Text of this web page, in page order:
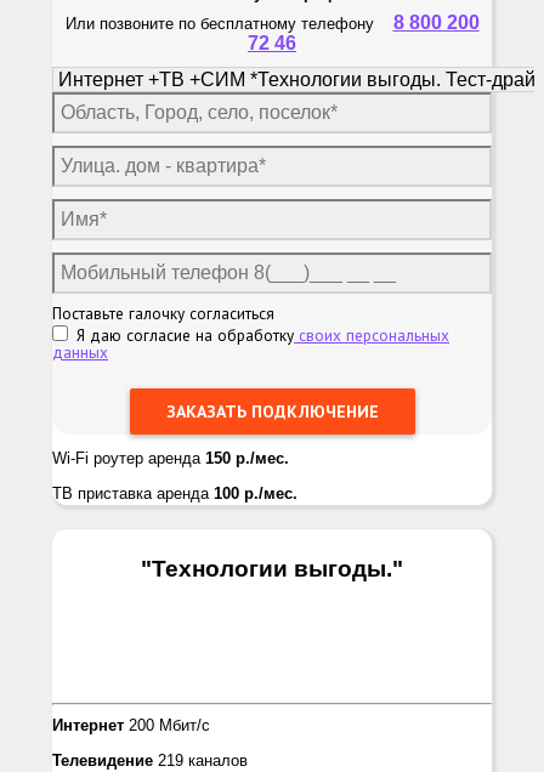
Или позвоните по бесплатному телефону 8 800 200
72 46
Поставьте галочку согласиться
Я даю согласие на обработку своих персональных
данных
Wi-Fi роутер аренда 150 р./мес.
ТВ приставка аренда 100 р./мес.
"Технологии выгоды."
Интернет 200 Мбит/с
Телевидение 219 каналов